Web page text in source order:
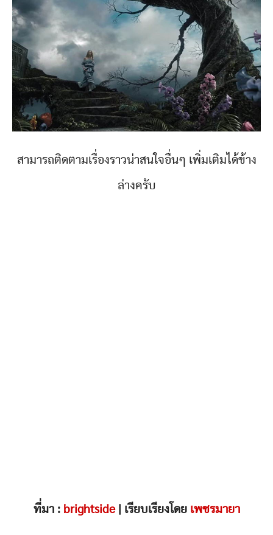
สามารถติดตามเรื่องราวน่าสนใจอื่นๆ เพิ่มเติมได้ข้าง
ล่างครับ
ที่มา : brightside| เรียบเรียงโดย เพชรมายา